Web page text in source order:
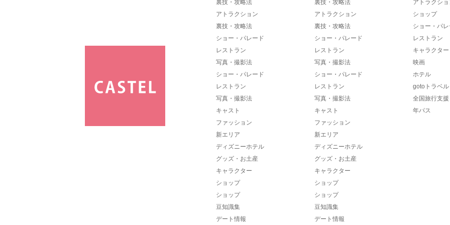
裏技・攻略法
アトラクション
裏技・攻略法
ショー・パレード
レストラン
写真・撮影法
ショー・パレード
レストラン
写真・撮影法
キャスト
ファッション
新エリア
ディズニーホテル
グッズ・お土産
キャラクター
ショップ
ショップ
豆知識集
デート情報
裏技・攻略法
アトラクション
裏技・攻略法
ショー・パレード
レストラン
写真・撮影法
ショー・パレード
レストラン
写真・撮影法
キャスト
ファッション
新エリア
ディズニーホテル
グッズ・お土産
キャラクター
ショップ
ショップ
豆知識集
デート情報
アトラクシ
ショップ
ショー・パ
レストラン
キャラクター
映画
ホテル
gotoトラベル
全国旅行支援
年パス